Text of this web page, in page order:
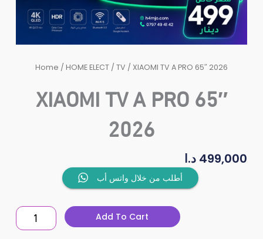
Home / HOME ELECT / TV / XIAOMI TV A PRO 65″ 2026
XIAOMI TV A PRO 65″
2026
499,000 د.ا
أطلب من خلال واتس أب
65"
Add To Cart